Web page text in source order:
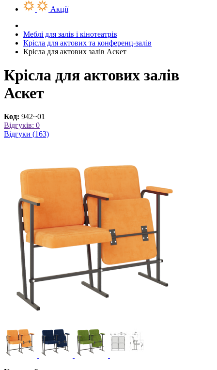
Акції
Меблі для залів і кінотеатрів
Крісла для актових та конференц-залів
Крісла для актових залів Аскет
Крісла для актових залів
Аскет
Код: 942~01
Відгуків: 0
Відгуки (163)